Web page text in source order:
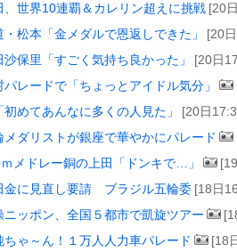
、世界10連覇＆カレリン超えに挑戦 [20
・松本「金メダルで恩返しできた」 [20
沙保里「すごく気持ち良かった」 [20日
パレードで「ちょっとアイドル気分」
初めてあんなに多くの人見た」 [20日
メダリストが銀座で華やかにパレード
メドレー銅の上田「ドンキで…」
金に見直し要請 ブラジル五輪委 [18日
ニッポン、全国５都市で凱旋ツアー
ちゃ～ん！１万人人力車パレード [18